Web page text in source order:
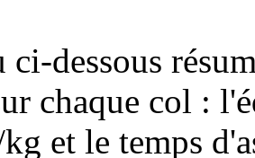
ci-dessous
chaque col :
et le temps